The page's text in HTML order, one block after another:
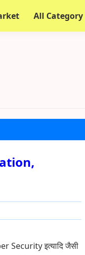
All Category
Security इत्यादि जैसी